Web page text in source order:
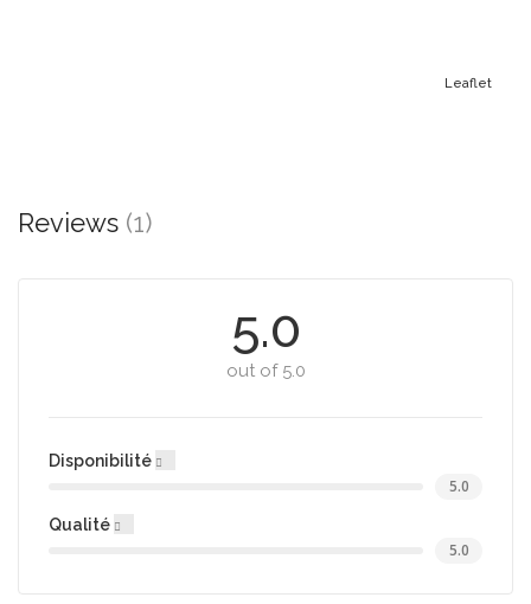
Leaflet
Reviews (1)
5.0
out of 5.0
Disponibilité
5.0
Qualité
5.0